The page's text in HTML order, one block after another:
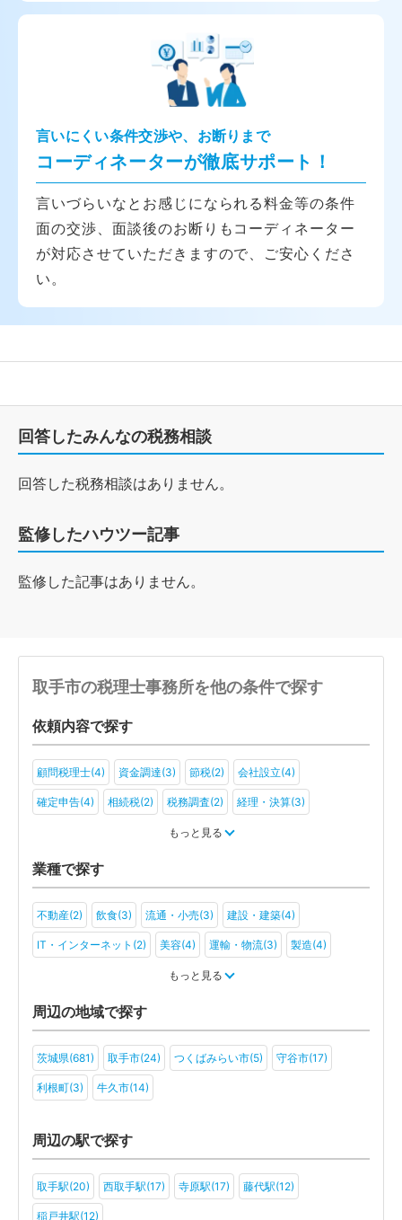
言いにくい条件交渉や、お断りまで
コーディネーターが徹底サポート！
言いづらいなとお感じになられる料金等の条件
面の交渉、面談後のお断りもコーディネーター
が対応させていただきますので、ご安心くださ
い。
回答したみんなの税務相談
回答した税務相談はありません。
監修したハウツー記事
監修した記事はありません。
取手市の税理士事務所を他の条件で探す
依頼内容で探す
顧問税理士(4) 資金調達(3) 節税(2) 会社設立(4)
確定申告(4) 相続税(2) 税務調査(2) 経理・決算(3)
もっと見る
業種で探す
不動産(2) 飲食(3) 流通・小売(3) 建設・建築(4)
IT・インターネット(2) 美容(4) 運輸・物流(3) 製造(4)
もっと見る
周辺の地域で探す
茨城県(681) 取手市(24) つくばみらい市(5) 守谷市(17)
利根町(3) 牛久市(14)
周辺の駅で探す
取手駅(20) 西取手駅(17) 寺原駅(17) 藤代駅(12)
稲戸井駅(12)